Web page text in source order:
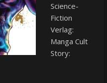
Science-
Fiction
Verlag:
Manga Cult
Story: